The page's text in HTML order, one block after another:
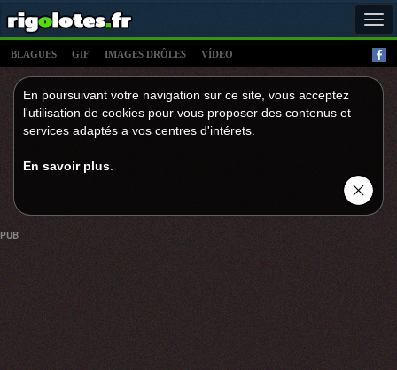
BLAGUES GIF IMAGES DRÔLES VÍDEO
En poursuivant votre navigation sur ce site, vous acceptez
l'utilisation de cookies pour vous proposer des contenus et
services adaptés a vos centres d'intérets.
En savoir plus
PUB